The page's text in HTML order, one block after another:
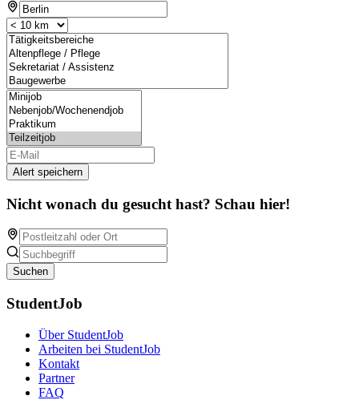
Alert speichern
Nicht wonach du gesucht hast? Schau hier!
Suchen
StudentJob
Über StudentJob
Arbeiten bei StudentJob
Kontakt
Partner
FAQ